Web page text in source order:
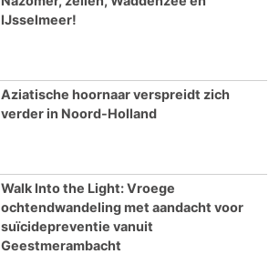
IJsselmeer!
Aziatische hoornaar verspreidt zich
verder in Noord-Holland
Walk Into the Light: Vroege
ochtendwandeling met aandacht voor
suïcidepreventie vanuit
Geestmerambacht